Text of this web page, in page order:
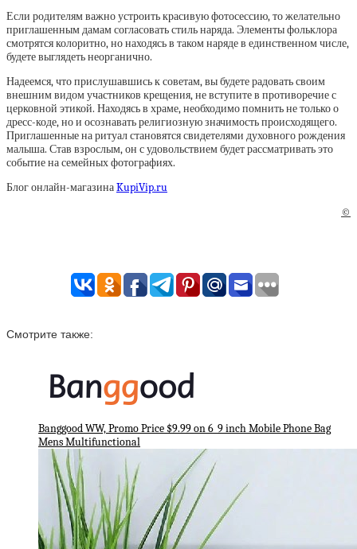
Если родителям важно устроить красивую фотосессию, то желательно
приглашенным дамам согласовать стиль наряда. Элементы фольклора
смотрятся колоритно, но находясь в таком наряде в единственном числе,
будете выглядеть неорганично.
Надеемся, что прислушавшись к советам, вы будете радовать своим
внешним видом участников крещения, не вступите в противоречие с
церковной этикой. Находясь в храме, необходимо помнить не только о
дресс-коде, но и осознавать религиозную значимость происходящего.
Приглашенные на ритуал становятся свидетелями духовного рождения
малыша. Став взрослым, он с удовольствием будет рассматривать это
событие на семейных фотографиях.
Блог онлайн-магазинаKupiVip.ru
©
Смотрите также:
Banggood WW, Promo Price $9.99 on 6_9 inch Mobile Phone Bag
Mens Multifunctional